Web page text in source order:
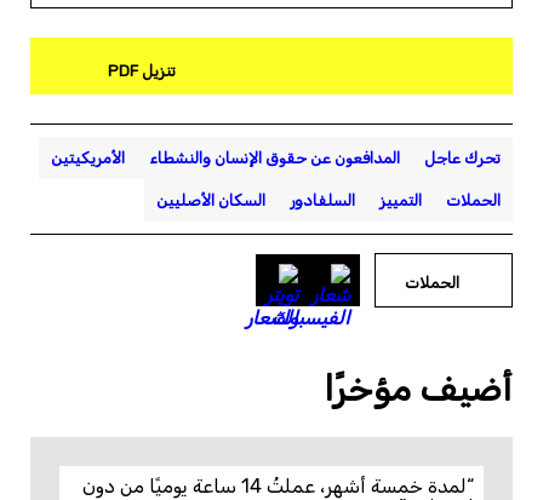
تنزيل PDF
تحرك عاجل المدافعون عن حقوق الإنسان والنشطاء الأمريكيتين
الحملات التمييز السلفادور السكان الأصليين
الحملات
أضيف مؤخرًا
“لمدة خمسة أشهر، عملتُ 14 ساعة يوميًا من دون